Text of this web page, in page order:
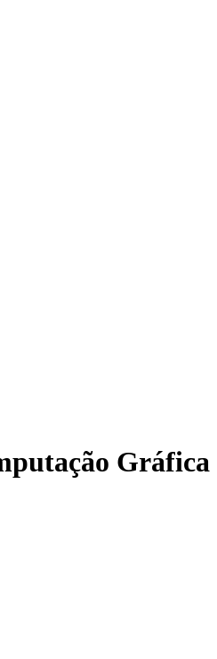
Gráfica